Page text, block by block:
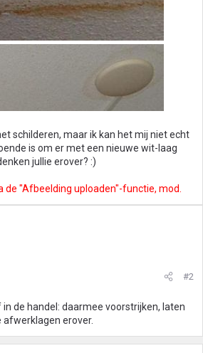
schilderen, maar ik kan het mij niet echt
is om er met een nieuwe wit-laag
jullie erover? :)
de "Afbeelding uploaden"-functie, mod.
#2
in de handel: daarmee voorstrijken, laten
erover.